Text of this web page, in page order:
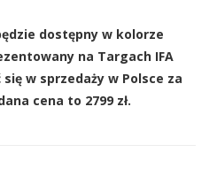
dostępny w kolorze
na Targach IFA
w sprzedaży w Polsce za
cena to 2799 zł.